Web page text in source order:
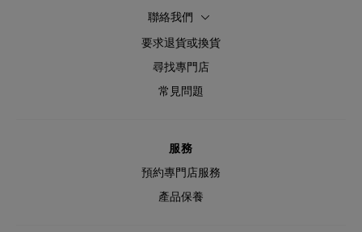
聯絡我們
要求退貨或換貨
尋找專門店
常見問題
服務
預約專門店服務
產品保養